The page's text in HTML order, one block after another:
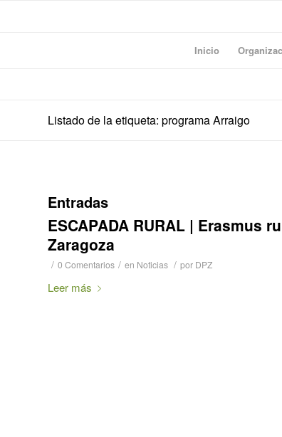
Inicio
Listado de la etiqueta: programa Arraigo
Entradas
ESCAPADA RURAL | Erasmus
Zaragoza
/ 0 Comentarios / en Noticias / por DPZ
Leer más